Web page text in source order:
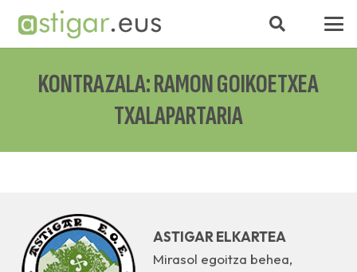
KONTRAZALA: RAMON GOIKOETXEA
TXALAPARTARIA
ASTIGAR ELKARTEA
Mirasol egoitza behea,